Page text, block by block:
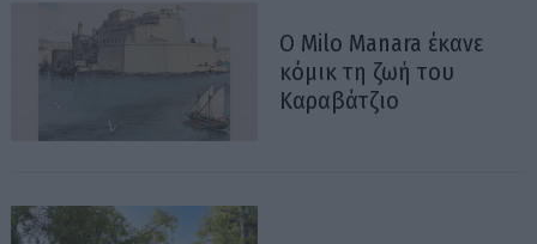
Ο Milo Manara έκανε
κόμικ τη ζωή του
Καραβάτζιο